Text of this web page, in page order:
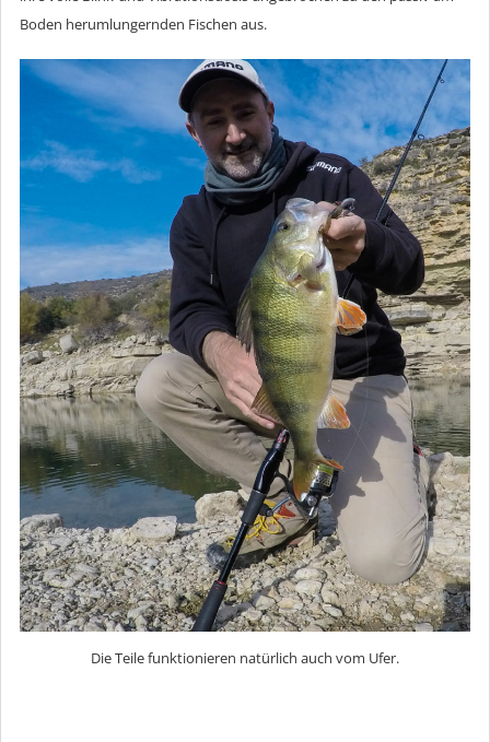
Boden herumlungernden Fischen aus.
Die Teile funktionieren natürlich auch vom Ufer.